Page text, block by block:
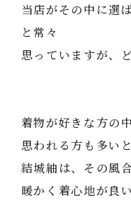
当店がその中に選
と常々
思っていますが、
着物が好きな方の
思われる方も多い
結城紬は、その風
暖かく着心地が良